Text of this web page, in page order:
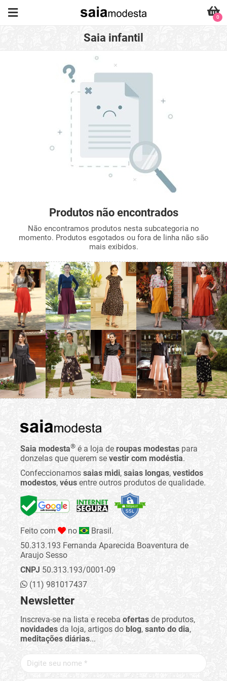
0
Saia infantil
Produtos não encontrados
Não encontramos produtos nesta subcategoria no
momento. Produtos esgotados ou fora de linha não são
mais exibidos.
Saia modesta® é a loja de roupas modestas para
donzelas que querem se vestir com modéstia.
Confeccionamos saias midi, saias longas, vestidos
modestos, véus entre outros produtos de qualidade.
Feito com no
Brasil.
50.313.193 Fernanda Aparecida Boaventura de
Araujo Sesso
CNPJ50.313.193/0001-09
(11) 981017437
Newsletter
Inscreva-se na lista e receba ofertas de produtos,
novidades da loja, artigos do blog, santo do dia,
meditações diárias...